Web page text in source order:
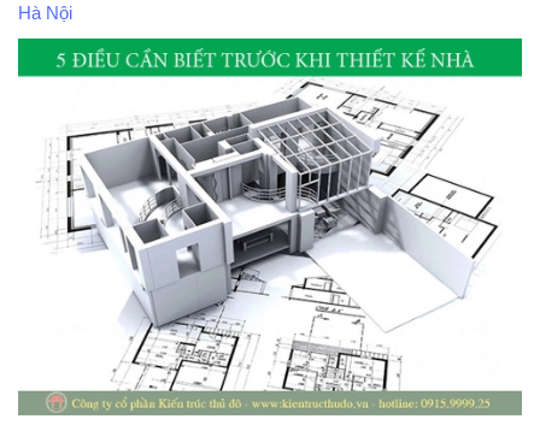
Hà Nội